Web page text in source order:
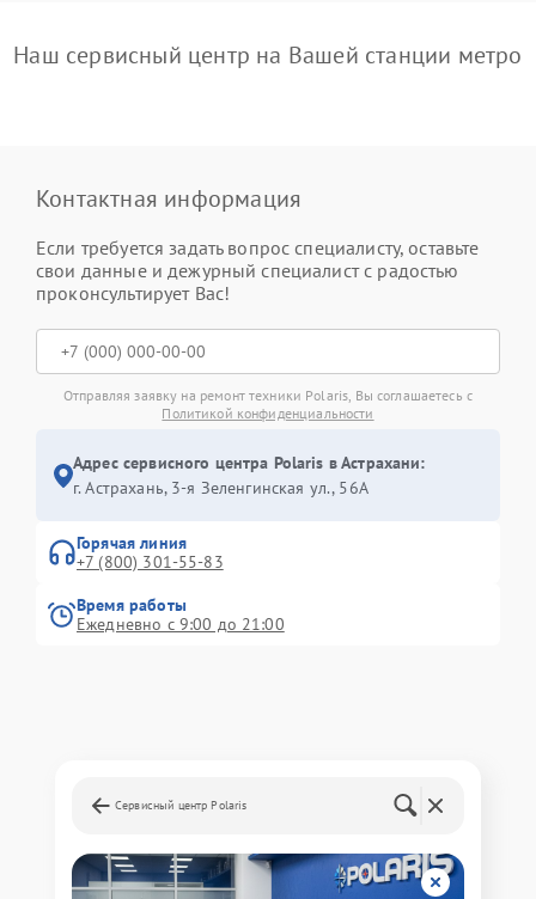
Наш сервисный центр на Вашей станции метро
Контактная информация
Если требуется задать вопрос специалисту, оставьте
свои данные и дежурный специалист с радостью
проконсультирует Вас!
Отправляя заявку на ремонт техники Polaris, Вы соглашаетесь с
Политикой конфиденциальности
Адрес сервисного центра Polaris в Астрахани:
г. Астрахань, 3-я Зеленгинская ул., 56А
Горячая линия
+7 (800) 301-55-83
Время работы
Ежедневно с 9:00 до 21:00
Сервисный центр Polaris